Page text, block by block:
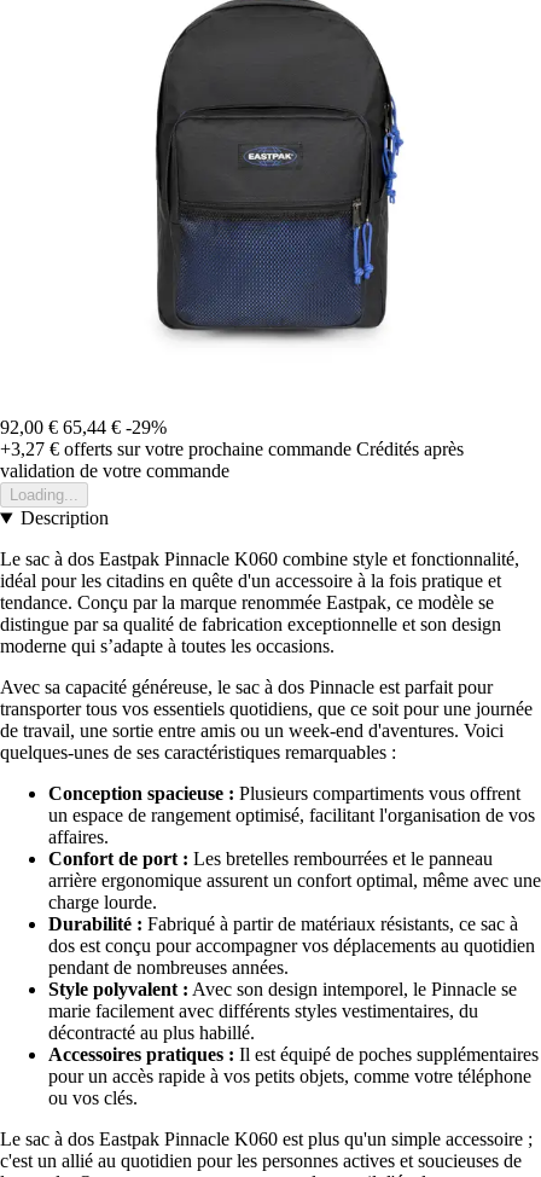
92,00 € 65,44 € -29%
+3,27 € offerts sur votre prochaine commande Crédités après
validation de votre commande
Loading...
Description
Le sac à dos Eastpak Pinnacle K060 combine style et fonctionnalité,
idéal pour les citadins en quête d'un accessoire à la fois pratique et
tendance. Conçu par la marque renommée Eastpak, ce modèle se
distingue par sa qualité de fabrication exceptionnelle et son design
moderne qui s’adapte à toutes les occasions.
Avec sa capacité généreuse, le sac à dos Pinnacle est parfait pour
transporter tous vos essentiels quotidiens, que ce soit pour une journée
de travail, une sortie entre amis ou un week-end d'aventures. Voici
quelques-unes de ses caractéristiques remarquables :
Conception spacieuse : Plusieurs compartiments vous offrent
un espace de rangement optimisé, facilitant l'organisation de vos
affaires.
Confort de port : Les bretelles rembourrées et le panneau
arrière ergonomique assurent un confort optimal, même avec une
charge lourde.
Durabilité : Fabriqué à partir de matériaux résistants, ce sac à
dos est conçu pour accompagner vos déplacements au quotidien
pendant de nombreuses années.
Style polyvalent : Avec son design intemporel, le Pinnacle se
marie facilement avec différents styles vestimentaires, du
décontracté au plus habillé.
Accessoires pratiques : Il est équipé de poches supplémentaires
pour un accès rapide à vos petits objets, comme votre téléphone
ou vos clés.
Le sac à dos Eastpak Pinnacle K060 est plus qu'un simple accessoire ;
c'est un allié au quotidien pour les personnes actives et soucieuses de